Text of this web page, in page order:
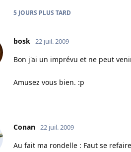
5 JOURS PLUS TARD
bosk 22 juil. 2009
Bon j'ai un imprévu et ne peut
Amusez vous bien. :p
Conan 22 juil. 2009
Au fait ma rondelle : Faut se